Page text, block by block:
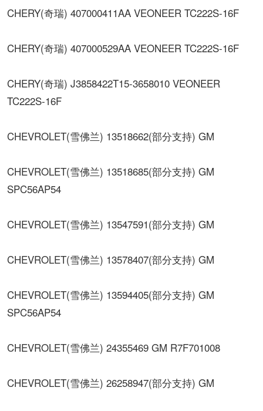
CHERY(奇瑞) 407000411AA VEONEER TC222S-16F
CHERY(奇瑞) 407000529AA VEONEER TC222S-16F
CHERY(奇瑞) J3858422T15-3658010 VEONEER
TC222S-16F
CHEVROLET(雪佛兰) 13518662(部分支持) GM
CHEVROLET(雪佛兰) 13518685(部分支持) GM
SPC56AP54
CHEVROLET(雪佛兰) 13547591(部分支持) GM
CHEVROLET(雪佛兰) 13578407(部分支持) GM
CHEVROLET(雪佛兰) 13594405(部分支持) GM
SPC56AP54
CHEVROLET(雪佛兰) 24355469 GM R7F701008
CHEVROLET(雪佛兰) 26258947(部分支持) GM